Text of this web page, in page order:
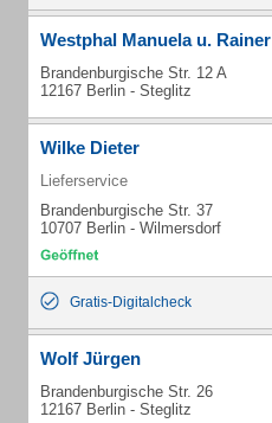
Westphal Manuela u. Rainer
Brandenburgische Str. 12 A
12167 Berlin - Steglitz
Wilke Dieter
Lieferservice
Brandenburgische Str. 37
10707 Berlin - Wilmersdorf
Gratis-Digitalcheck
Wolf Jürgen
Brandenburgische Str. 26
12167 Berlin - Steglitz